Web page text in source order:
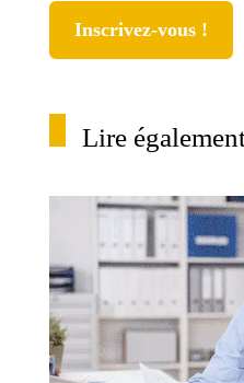
Inscrivez-vous !
Lire